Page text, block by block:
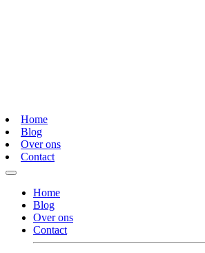
Home
Blog
Over ons
Contact
Home
Blog
Over ons
Contact